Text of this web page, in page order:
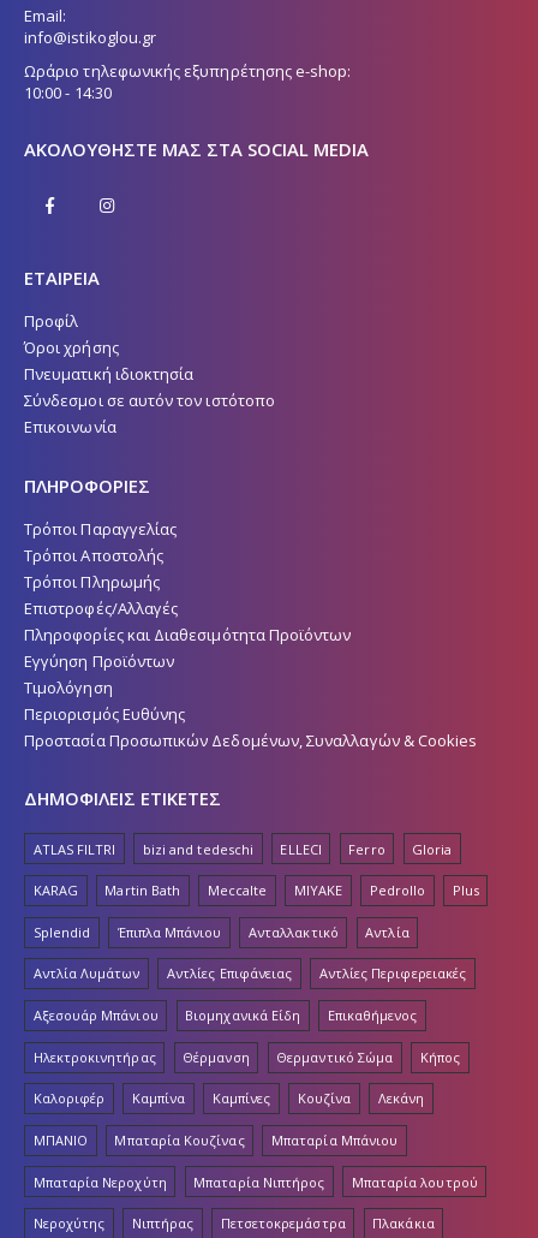
Email:
info@istikoglou.gr
Ωράριο τηλεφωνικής εξυπηρέτησης e-shop:
10:00 - 14:30
ΑΚΟΛΟΥΘΉΣΤΕ ΜΑΣ ΣΤΑ SOCIAL MEDIA
ΕΤΑΙΡΕΙΑ
Προφίλ
Όροι χρήσης
Πνευματική ιδιοκτησία
Σύνδεσμοι σε αυτόν τον ιστότοπο
Επικοινωνία
ΠΛΗΡΟΦΟΡΙΕΣ
Τρόποι Παραγγελίας
Τρόποι Αποστολής
Τρόποι Πληρωμής
Επιστροφές/Αλλαγές
Πληροφορίες και Διαθεσιμότητα Προϊόντων
Εγγύηση Προϊόντων
Τιμολόγηση
Περιορισμός Ευθύνης
Προστασία Προσωπικών Δεδομένων, Συναλλαγών & Cookies
ΔΗΜΟΦΙΛΕΙΣ ΕΤΙΚΕΤΕΣ
ATLAS FILTRI bizi and tedeschi ELLECI Ferro Gloria
KARAG Martin Bath Meccalte MIYAKE Pedrollo Plus
Splendid Έπιπλα Μπάνιου Ανταλλακτικό Αντλία
Αντλία Λυμάτων Αντλίες Επιφάνειας Αντλίες Περιφερειακές
Αξεσουάρ Μπάνιου Βιομηχανικά Είδη Επικαθήμενος
Ηλεκτροκινητήρας Θέρμανση Θερμαντικό Σώμα Κήπος
Καλοριφέρ Καμπίνα Καμπίνες Κουζίνα Λεκάνη
ΜΠΑΝΙΟ Μπαταρία Κουζίνας Μπαταρία Μπάνιου
Μπαταρία Νεροχύτη Μπαταρία Νιπτήρος Μπαταρία λουτρού
Νεροχύτης Νιπτήρας Πετσετοκρεμάστρα Πλακάκια